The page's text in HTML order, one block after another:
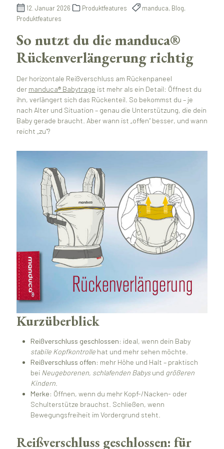
12. Januar 2026 Produktfeatures
manduca, Blog,
Produktfeatures
So nutzt du die manduca®
Rückenverlängerung richtig
Der horizontale Reißverschluss am Rückenpaneel
der manduca® Babytrage ist mehr als ein Detail: Öffnest du
ihn, verlängert sich das Rückenteil. So bekommst du – je
nach Alter und Situation – genau die Unterstützung, die dein
Baby gerade braucht. Aber wann ist „offen“ besser, und wann
reicht „zu“?
Kurzüberblick
Reißverschluss geschlossen: ideal, wenn dein Baby
stabile Kopfkontrolle hat und mehr sehen möchte.
Reißverschluss offen: mehr Höhe und Halt – praktisch
bei Neugeborenen, schlafenden Babysund größeren
Kindern
Merke: Öffnen, wenn du mehr Kopf-/Nacken- oder
Schulterstütze brauchst. Schließen, wenn
Bewegungsfreiheit im Vordergrund steht.
Reißverschluss geschlossen: für